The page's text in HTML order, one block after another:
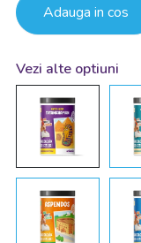
Adauga in cos
Vezi alte optiuni